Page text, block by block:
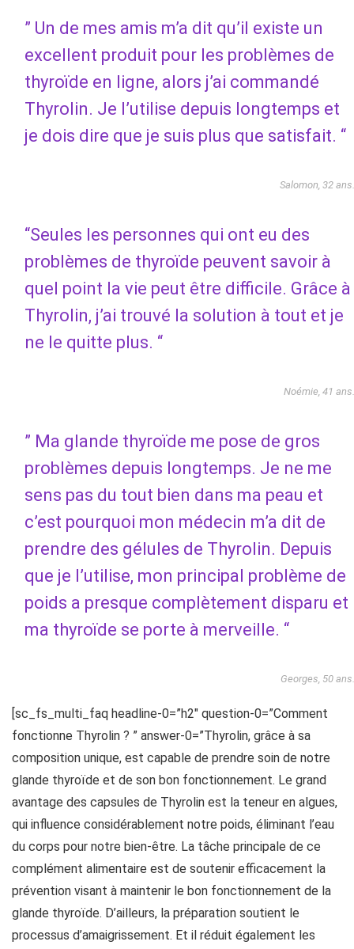
” Un de mes amis m’a dit qu’il existe un
excellent produit pour les problèmes de
thyroïde en ligne, alors j’ai commandé
Thyrolin. Je l’utilise depuis longtemps et
je dois dire que je suis plus que satisfait. “
Salomon, 32 ans.
“Seules les personnes qui ont eu des
problèmes de thyroïde peuvent savoir à
quel point la vie peut être difficile. Grâce à
Thyrolin, j’ai trouvé la solution à tout et je
ne le quitte plus. “
Noémie, 41 ans.
” Ma glande thyroïde me pose de gros
problèmes depuis longtemps. Je ne me
sens pas du tout bien dans ma peau et
c’est pourquoi mon médecin m’a dit de
prendre des gélules de Thyrolin. Depuis
que je l’utilise, mon principal problème de
poids a presque complètement disparu et
ma thyroïde se porte à merveille. “
Georges, 50 ans.
[sc_fs_multi_faq headline-0=”h2″ question-0=”Comment
fonctionne Thyrolin ? ” answer-0=”Thyrolin, grâce à sa
composition unique, est capable de prendre soin de notre
glande thyroïde et de son bon fonctionnement. Le grand
avantage des capsules de Thyrolin est la teneur en algues,
qui influence considérablement notre poids, éliminant l’eau
du corps pour notre bien-être. La tâche principale de ce
complément alimentaire est de soutenir efficacement la
prévention visant à maintenir le bon fonctionnement de la
glande thyroïde. D’ailleurs, la préparation soutient le
processus d’amaigrissement. Et il réduit également les